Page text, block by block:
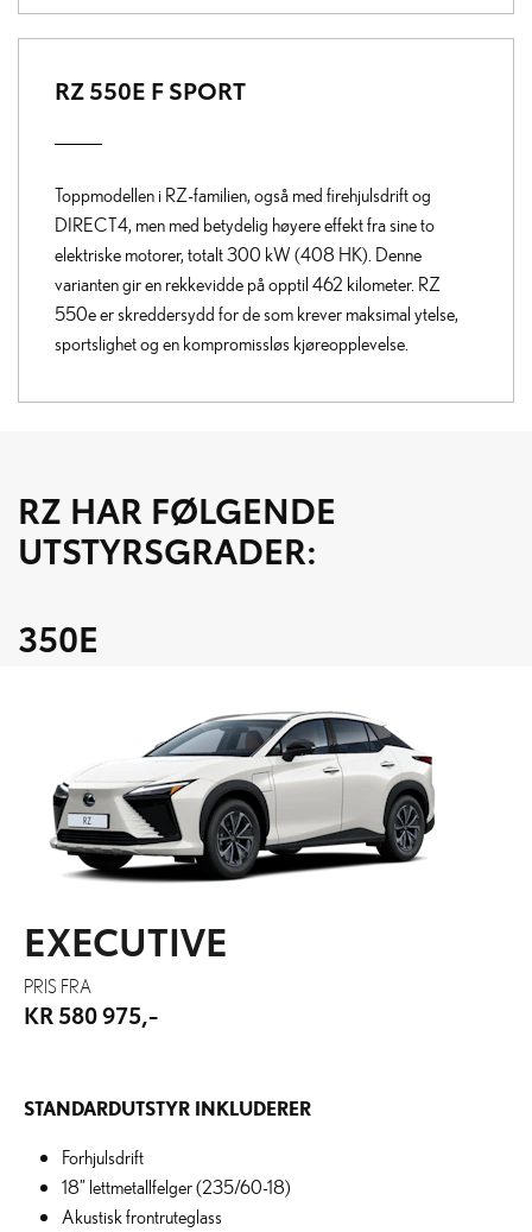
RZ 550E F SPORT
Toppmodellen i RZ-familien, også med firehjulsdrift og
DIRECT4, men med betydelig høyere effekt fra sine to
elektriske motorer, totalt 300 kW (408 HK). Denne
varianten gir en rekkevidde på opptil 462 kilometer. RZ
550e er skreddersydd for de som krever maksimal ytelse,
sportslighet og en kompromissløs kjøreopplevelse.
RZ HAR FØLGENDE
UTSTYRSGRADER:
350E
EXECUTIVE
PRIS FRA
KR 580 975,-
STANDARDUTSTYR INKLUDERER
Forhjulsdrift
18” lettmetallfelger (235/60-18)
Akustisk frontruteglass